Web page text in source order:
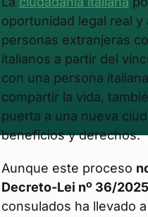
oportunidad legal real
personas extranjeras
italianos a partir del
con una persona
compartir la vida,
puerta a una nueva
beneficios y derechos.
Aunque este proceso
Decreto-Lei nº 36/2025
consulados ha llevado